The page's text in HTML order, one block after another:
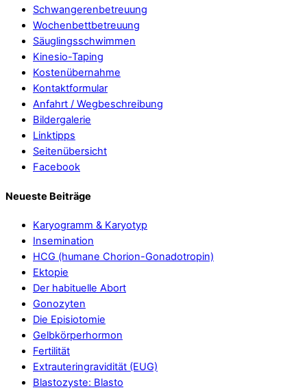
Schwangerenbetreuung
Wochenbettbetreuung
Säuglingsschwimmen
Kinesio-Taping
Kostenübernahme
Kontaktformular
Anfahrt / Wegbeschreibung
Bildergalerie
Linktipps
Seitenübersicht
Facebook
Neueste Beiträge
Karyogramm & Karyotyp
Insemination
HCG (humane Chorion-Gonadotropin)
Ektopie
Der habituelle Abort
Gonozyten
Die Episiotomie
Gelbkörperhormon
Fertilität
Extrauteringravidität (EUG)
Blastozyste: Blasto